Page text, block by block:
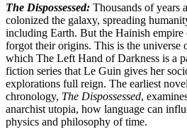
The Dispossessed: Thousands of years
colonized the galaxy, spreading
including Earth. But the Hainish empire
forgot their origins. This is the universe
which The Left Hand of Darkness is a
fiction series that Le Guin gives her
explorations full reign. The earliest
chronology, The Dispossessed,
anarchist utopia, how language can
physics and philosophy of time.